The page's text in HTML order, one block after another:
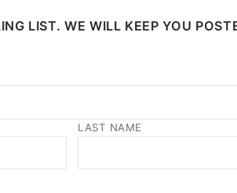
LIST. WE WILL KEEP YOU
LAST NAME